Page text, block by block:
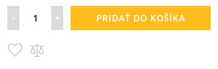
- + PRIDAŤ DO KOŠÍKA
Pridať
do